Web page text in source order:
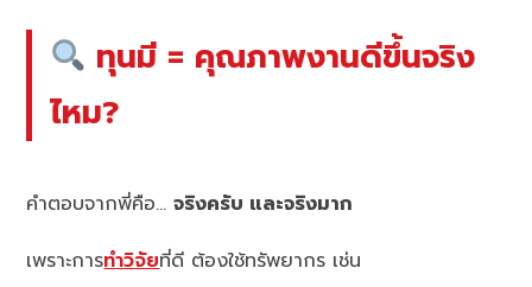
ทุนมี = คุณภาพงานดีขึ้นจริง
ไหม?
คำตอบจากพี่คือ…จริงครับ และจริงมาก
เพราะการทำวิจัยที่ดี ต้องใช้ทรัพยากร เช่น